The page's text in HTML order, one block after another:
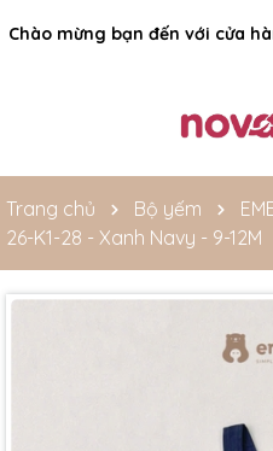
Rất nhiều ưu đãi và chương
bạn
Trang chủ Bộ yếm
26-K1-28 - Xanh Navy - 9-12M